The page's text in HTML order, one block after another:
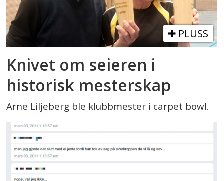
PLUSS
Knivet om seieren i
historisk mesterskap
Arne Liljeberg ble klubbmester i carpet bowl.